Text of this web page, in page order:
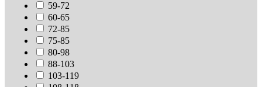
59-72
60-65
72-85
75-85
80-98
88-103
103-119